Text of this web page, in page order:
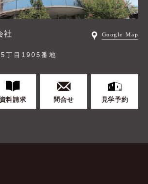
社
丁目1905番地
資料請求 問合せ 見学予約